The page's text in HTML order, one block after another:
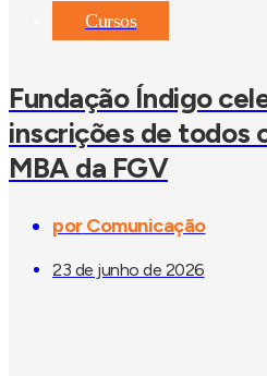
Cursos
Fundação Índigo
inscrições de todos
MBA da FGV
porComunicação
23 de junho de 2026